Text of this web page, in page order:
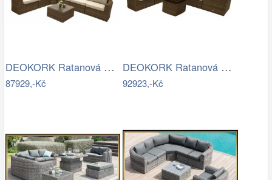
DEOKORK Ratanová modulová sestava…
87929,-Kč
DEOKORK Ratanová modulová sestava…
92923,-Kč